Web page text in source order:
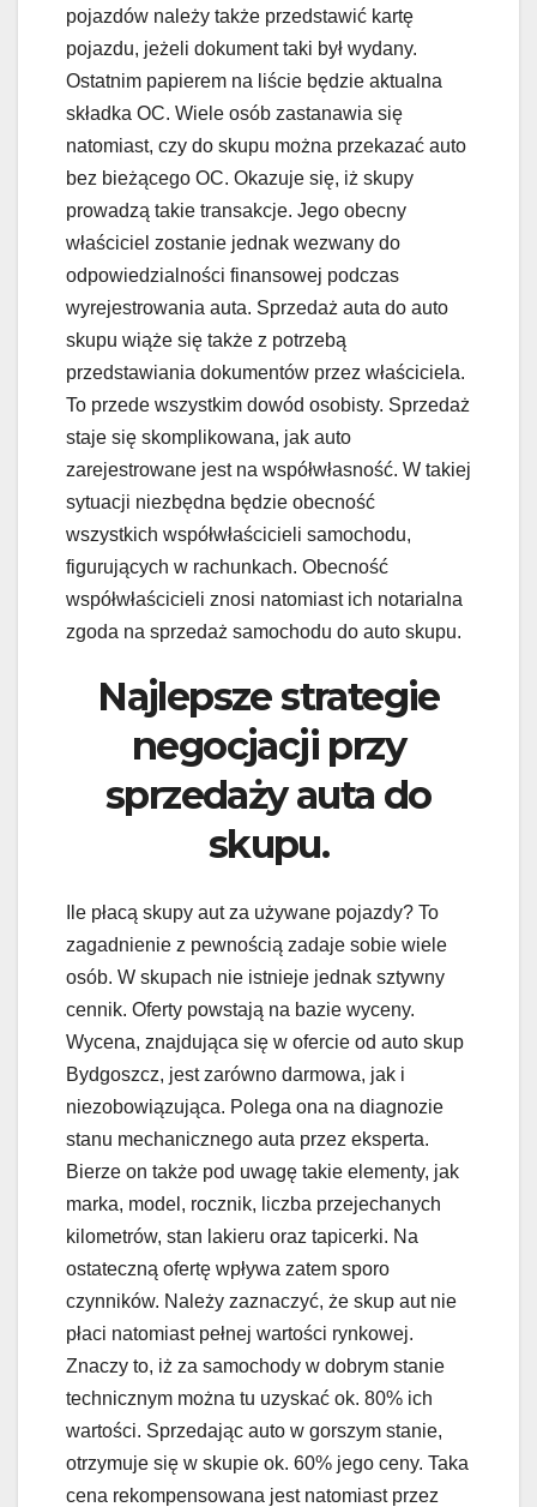
pojazdów należy także przedstawić kartę
pojazdu, jeżeli dokument taki był wydany.
Ostatnim papierem na liście będzie aktualna
składka OC. Wiele osób zastanawia się
natomiast, czy do skupu można przekazać auto
bez bieżącego OC. Okazuje się, iż skupy
prowadzą takie transakcje. Jego obecny
właściciel zostanie jednak wezwany do
odpowiedzialności finansowej podczas
wyrejestrowania auta. Sprzedaż auta do auto
skupu wiąże się także z potrzebą
przedstawiania dokumentów przez właściciela.
To przede wszystkim dowód osobisty. Sprzedaż
staje się skomplikowana, jak auto
zarejestrowane jest na współwłasność. W takiej
sytuacji niezbędna będzie obecność
wszystkich współwłaścicieli samochodu,
figurujących w rachunkach. Obecność
współwłaścicieli znosi natomiast ich notarialna
zgoda na sprzedaż samochodu do auto skupu.
Najlepsze strategie
negocjacji przy
sprzedaży auta do
skupu.
Ile płacą skupy aut za używane pojazdy? To
zagadnienie z pewnością zadaje sobie wiele
osób. W skupach nie istnieje jednak sztywny
cennik. Oferty powstają na bazie wyceny.
Wycena, znajdująca się w ofercie od auto skup
Bydgoszcz, jest zarówno darmowa, jak i
niezobowiązująca. Polega ona na diagnozie
stanu mechanicznego auta przez eksperta.
Bierze on także pod uwagę takie elementy, jak
marka, model, rocznik, liczba przejechanych
kilometrów, stan lakieru oraz tapicerki. Na
ostateczną ofertę wpływa zatem sporo
czynników. Należy zaznaczyć, że skup aut nie
płaci natomiast pełnej wartości rynkowej.
Znaczy to, iż za samochody w dobrym stanie
technicznym można tu uzyskać ok. 80% ich
wartości. Sprzedając auto w gorszym stanie,
otrzymuje się w skupie ok. 60% jego ceny. Taka
cena rekompensowana jest natomiast przez